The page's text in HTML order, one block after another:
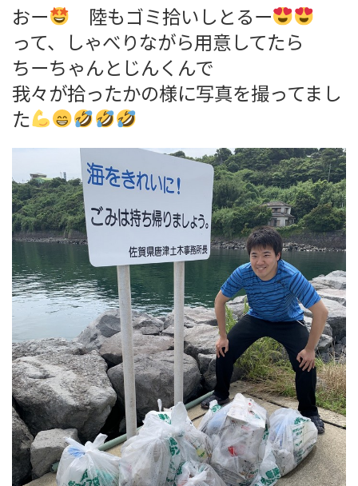
おー
陸もゴミ拾いしとるー
って、しゃべりながら用意してたら
ちーちゃんとじんくんで
我々が拾ったかの様に写真を撮ってまし
た